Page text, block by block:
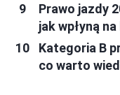
Prawo jazdy
jak wpłyną
Kategoria B
co warto